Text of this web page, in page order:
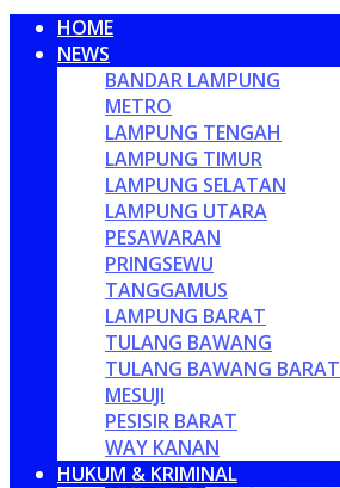
HOME
NEWS
BANDAR LAMPUNG
METRO
LAMPUNG TENGAH
LAMPUNG TIMUR
LAMPUNG SELATAN
LAMPUNG UTARA
PESAWARAN
PRINGSEWU
TANGGAMUS
LAMPUNG BARAT
TULANG BAWANG
TULANG BAWANG BARAT
MESUJI
PESISIR BARAT
WAY KANAN
HUKUM & KRIMINAL